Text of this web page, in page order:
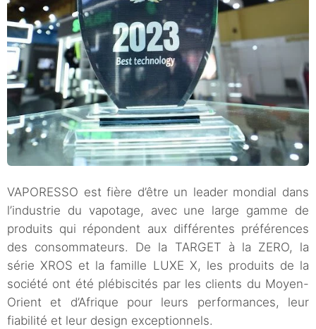
VAPORESSO est fière d’être un leader mondial dans
l’industrie du vapotage, avec une large gamme de
produits qui répondent aux différentes préférences
des consommateurs. De la TARGET à la ZERO, la
série XROS et la famille LUXE X, les produits de la
société ont été plébiscités par les clients du Moyen-
Orient et d’Afrique pour leurs performances, leur
fiabilité et leur design exceptionnels.